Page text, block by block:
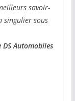
savoir-
singulier sous
Automobiles